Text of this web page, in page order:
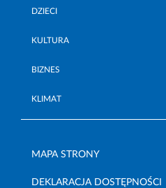
DZIECI
KULTURA
BIZNES
KLIMAT
MAPA STRONY
DEKLARACJA DOSTĘPNOŚCI